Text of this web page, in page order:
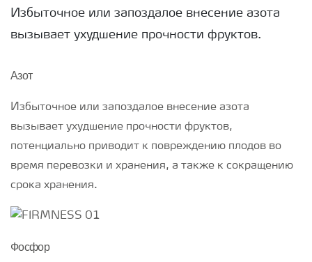
Избыточное или запоздалое внесение азота
вызывает ухудшение прочности фруктов.
Азот
Избыточное или запоздалое внесение азота
вызывает ухудшение прочности фруктов,
потенциально приводит к повреждению плодов во
время перевозки и хранения, а также к сокращению
срока хранения.
Фосфор